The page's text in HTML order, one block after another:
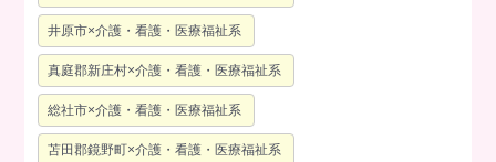
井原市×介護・看護・医療福祉系
真庭郡新庄村×介護・看護・医療福祉系
総社市×介護・看護・医療福祉系
苫田郡鏡野町×介護・看護・医療福祉系